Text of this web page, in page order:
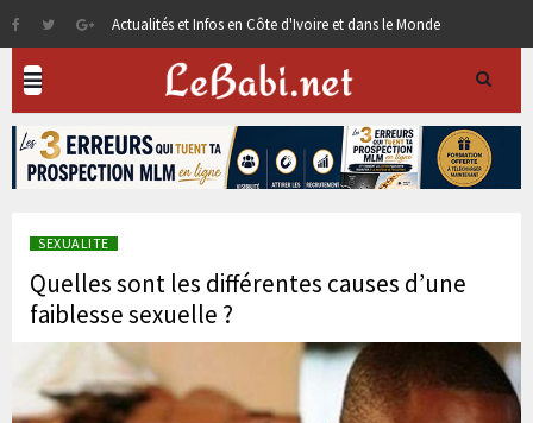
Actualités et Infos en Côte d'Ivoire et dans le Monde
SEXUALITE
Quelles sont les différentes causes d’une
faiblesse sexuelle ?